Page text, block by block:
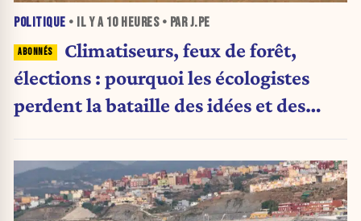
POLITIQUE • IL Y A 10 HEURES• PAR J.PE
Climatiseurs, feux de forêt,
élections : pourquoi les écologistes
perdent la bataille des idées et des